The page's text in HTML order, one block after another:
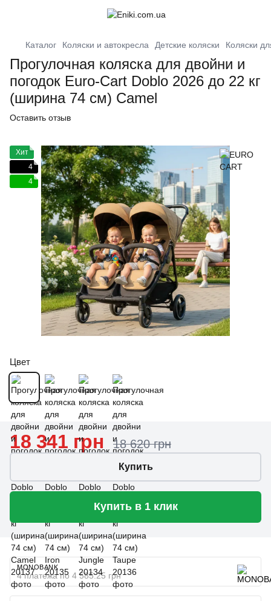
Каталог Коляски и автокресла Детские коляски Коляски
Прогулочная коляска для двойни и
погодок Euro-Cart Doblo 2026 до 22 кг
(ширина 74 см) Camel
Оставить отзыв
Хит
4
4
Цвет
18 341 грн 18 620 грн
Купить
Купить в 1 клик
MONOBANK
4 платежа по 4 585.25 грн